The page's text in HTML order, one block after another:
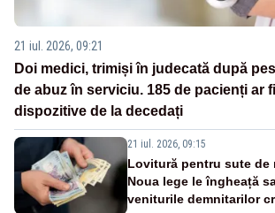
21 iul. 2026, 09:21
Doi medici, trimiși în judecată după
de abuz în serviciu. 185 de pacienți ar
dispozitive de la decedați
21 iul. 2026, 09:15
Lovitură pentru sute de
Noua lege le îngheață
veniturile demnitarilor